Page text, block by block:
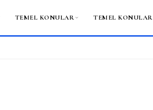
TEMEL KONULAR TEMEL KONULAR